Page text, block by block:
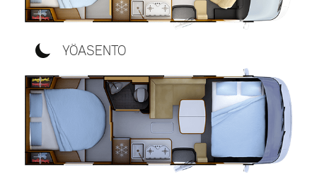
YÖASENTO